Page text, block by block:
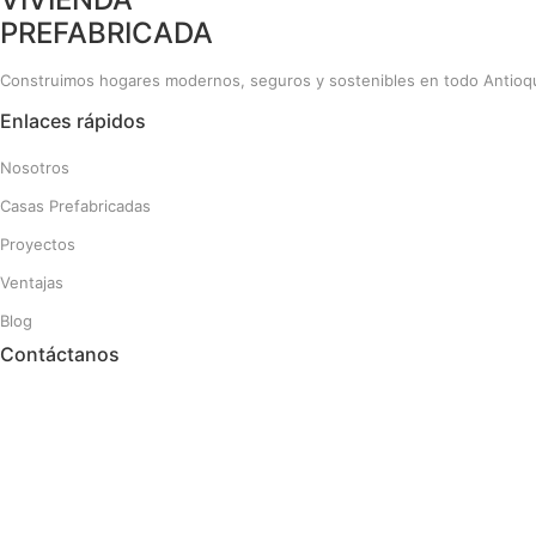
PREFABRICADA
Construimos hogares modernos, seguros y sostenibles en todo
Enlaces rápidos
Nosotros
Casas Prefabricadas
Proyectos
Ventajas
Blog
Contáctanos